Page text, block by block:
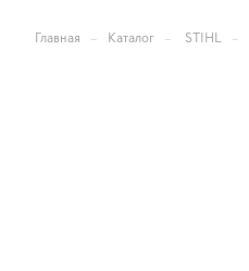
Главная – Каталог – STIHL –